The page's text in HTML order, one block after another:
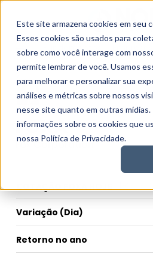
Este site armazena cookies em seu
Esses cookies são usados para
sobre como você interage com
permite lembrar de você. Usamos
para melhorar e personalizar sua
análises e métricas sobre nossos
nesse site quanto em outras mídias.
informações sobre os cookies que
nossa Política de Privacidade.
Fundamentos
FOXA
Fox Corporation
COTAÇÃO FOXA HOJE
Variação (Dia)
Retorno no ano